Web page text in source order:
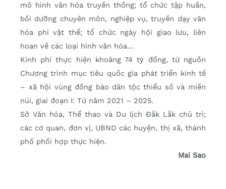
mô hình văn hóa truyền thống; tổ chức tập huấn,
bồi dưỡng chuyên môn, nghiệp vụ, truyền dạy văn
hóa phi vật thể; tổ chức ngày hội giao lưu, liên
hoan về các loại hình văn hóa…
Kinh phí thực hiện khoảng 74 tỷ đồng, từ nguồn
Chương trình mục tiêu quốc gia phát triển kinh tế
– xã hội vùng đồng bào dân tộc thiểu số và miền
núi, giai đoạn I: Từ năm 2021 – 2025.
Sở Văn hóa, Thể thao và Du lịch Đắk Lắk chủ trì;
các cơ quan, đơn vị, UBND các huyện, thị xã, thành
phố phối hợp thực hiện.
Mai Sao